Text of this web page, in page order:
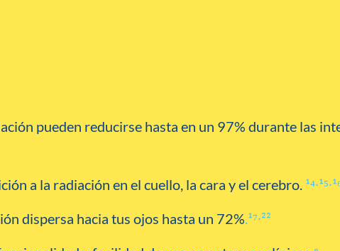
pueden reducirse hasta en un 97% durante las
a la radiación en el cuello, la cara y el cerebro.
dispersa hacia tus ojos hasta un 72%.¹⁷∙²²